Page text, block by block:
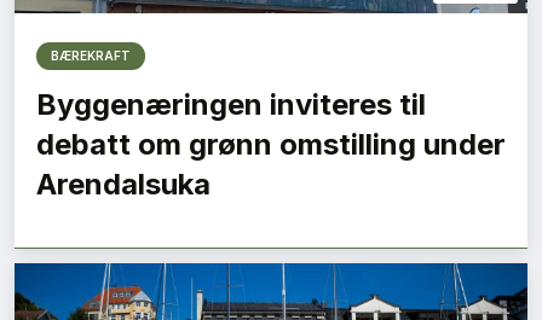
BÆREKRAFT
Byggenæringen inviteres til
debatt om grønn omstilling under
Arendalsuka